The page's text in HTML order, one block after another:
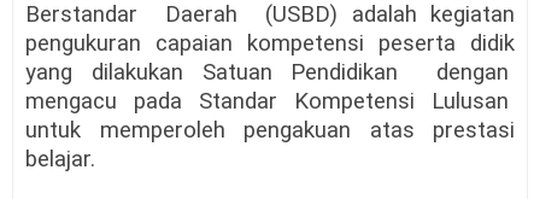
Berstandar Daerah (USBD) adalah kegiatan
pengukuran capaian kompetensi peserta didik
yang dilakukan Satuan Pendidikan dengan
mengacu pada Standar Kompetensi Lulusan
untuk memperoleh pengakuan atas prestasi
belajar.